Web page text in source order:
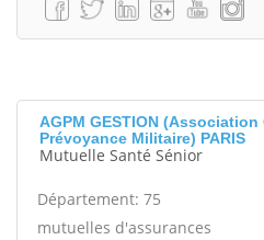
AGPM GESTION (Association
Prévoyance Militaire) PARIS
Mutuelle Santé Sénior
Département: 75
mutuelles d'assurances